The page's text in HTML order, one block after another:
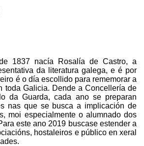
1837 nacía Rosalía de Castro, a
da literatura galega, e é por
é o día escollido para rememorar a
toda Galicia. Dende a Concellería de
da Guarda, cada ano se preparan
nas que se busca a implicación de
moi especialmente o alumnado dos
este ano 2019 buscase estender a
hostaleiros e público en xeral